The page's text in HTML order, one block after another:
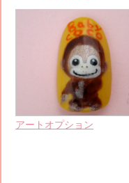
アートオプション